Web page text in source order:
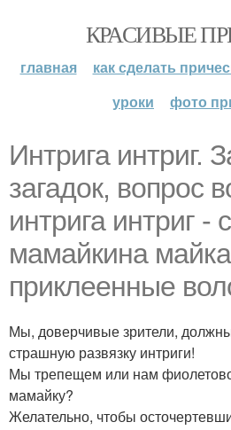
КРАСИВЫЕ
главная как сделать
уроки
фото
Интрига интриг.
загадок, вопрос
интрига интриг -
мамайкина
приклеенные
Мы, доверчивые зрители,
страшную развязку интриги!
Мы трепещем или нам
мамайку?
Желательно, чтобы